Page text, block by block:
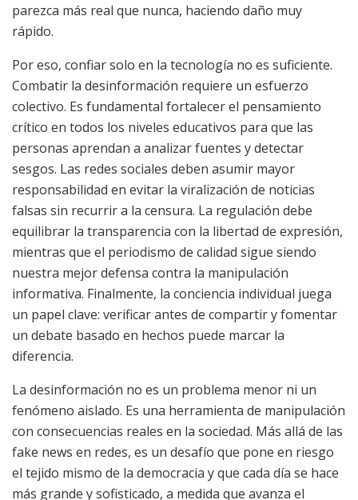
parezca más real que nunca, haciendo daño muy
rápido.
Por eso, confiar solo en la tecnología no es suficiente.
Combatir la desinformación requiere un esfuerzo
colectivo. Es fundamental fortalecer el pensamiento
crítico en todos los niveles educativos para que las
personas aprendan a analizar fuentes y detectar
sesgos. Las redes sociales deben asumir mayor
responsabilidad en evitar la viralización de noticias
falsas sin recurrir a la censura. La regulación debe
equilibrar la transparencia con la libertad de expresión,
mientras que el periodismo de calidad sigue siendo
nuestra mejor defensa contra la manipulación
informativa. Finalmente, la conciencia individual juega
un papel clave: verificar antes de compartir y fomentar
un debate basado en hechos puede marcar la
diferencia.
La desinformación no es un problema menor ni un
fenómeno aislado. Es una herramienta de manipulación
con consecuencias reales en la sociedad. Más allá de las
fake news en redes, es un desafío que pone en riesgo
el tejido mismo de la democracia y que cada día se hace
más grande y sofisticado, a medida que avanza el